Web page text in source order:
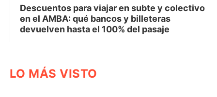
Descuentos para viajar en subte y colectivo
en el AMBA: qué bancos y billeteras
devuelven hasta el 100% del pasaje
LO MÁS VISTO